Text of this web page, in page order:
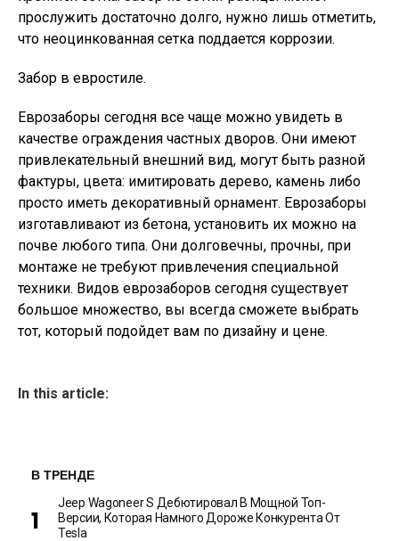
прослужить достаточно долго, нужно лишь отметить,
что неоцинкованная сетка поддается коррозии.
Забор в евростиле.
Еврозаборы сегодня все чаще можно увидеть в
качестве ограждения частных дворов. Они имеют
привлекательный внешний вид, могут быть разной
фактуры, цвета: имитировать дерево, камень либо
просто иметь декоративный орнамент. Еврозаборы
изготавливают из бетона, установить их можно на
почве любого типа. Они долговечны, прочны, при
монтаже не требуют привлечения специальной
техники. Видов еврозаборов сегодня существует
большое множество, вы всегда сможете выбрать
тот, который подойдет вам по дизайну и цене.
In this article:
В ТРЕНДЕ
Jeep Wagoneer S Дебютировал В Мощной Топ-
Версии, Которая Намного Дороже Конкурента От
Tesla